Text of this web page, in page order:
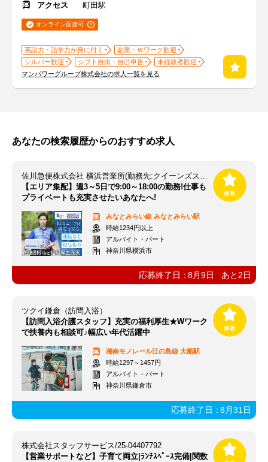
アクセス
町田駅
オンライン面接可
英語力・語学力が身に付く
副業・Ｗワーク歓迎
シルバー歓迎
シフト自由・自己申告
未経験者歓迎
マンパワーグループ株式会社の求人一覧を見る
あなたの検索履歴からのおすすめ求人
佐川急便株式会社 横浜営業所(勤務先:クイーンズスクエア横浜)
【エリア集配】週3～5日で9:00～18:00の勤務!仕事も
プライベートも充実させたいあなたへ!
みなとみらい線 みなとみらい駅
時給1234円以上
アルバイト・パート
神奈川県横浜市
応募終了日：8月9日 あと 2日
ツクイ鎌倉（訪問入浴）
【訪問入浴介護スタッフ】充実の福利厚生★Wワーク
で扶養内も相談可♪幅広い年代活躍中
湘南モノレール江の島線 大船駅
時給1297～1457円
アルバイト・パート
神奈川県鎌倉市
応募終了日：8月31日
株式会社スタッフサービス/25-04407792
【営業サポートなど】子育て両立|ﾗﾝﾁｽﾍﾟｰｽ完備|関数